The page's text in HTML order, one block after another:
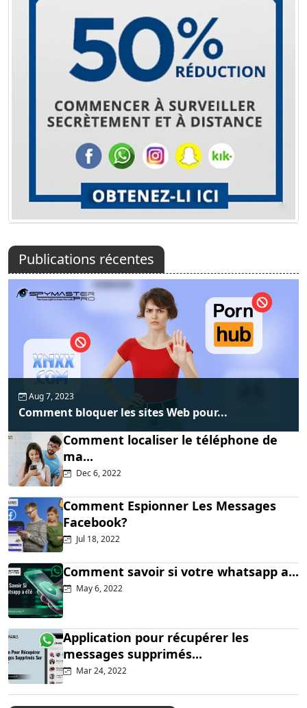
Publications récentes
Aug 7, 2023
Comment bloquer les sites Web pour...
Comment localiser le téléphone de
ma...
Dec 6, 2022
Comment Espionner Les Messages
Facebook?
Jul 18, 2022
Comment savoir si votre whatsapp a...
May 6, 2022
Application pour récupérer les
messages supprimés...
Mar 24, 2022